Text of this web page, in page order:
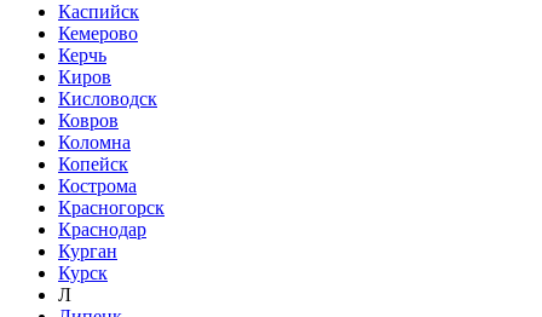
Каспийск
Кемерово
Керчь
Киров
Кисловодск
Ковров
Коломна
Копейск
Кострома
Красногорск
Краснодар
Курган
Курск
Л